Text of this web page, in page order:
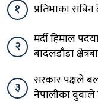
१ प्रतिभाका
२
मर्दी हिमाल
बादलडाँडा
३
सरकार पक्षले
नेपालीका बुबाले